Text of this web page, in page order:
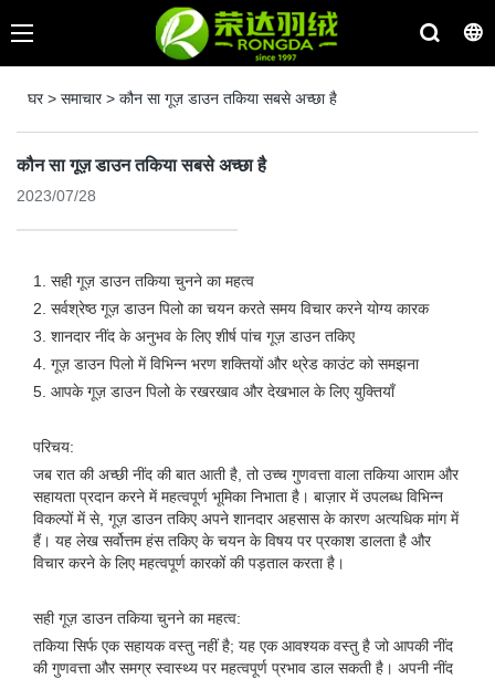
घर> समाचार> कौन सा गूज़ डाउन तकिया सबसे अच्छा है
कौन सा गूज़ डाउन तकिया सबसे अच्छा है
2023/07/28
1. सही गूज़ डाउन तकिया चुनने का महत्व
2. सर्वश्रेष्ठ गूज़ डाउन पिलो का चयन करते समय विचार करने योग्य कारक
3. शानदार नींद के अनुभव के लिए शीर्ष पांच गूज़ डाउन तकिए
4. गूज़ डाउन पिलो में विभिन्न भरण शक्तियों और थ्रेड काउंट को समझना
5. आपके गूज़ डाउन पिलो के रखरखाव और देखभाल के लिए युक्तियाँ
परिचय:
जब रात की अच्छी नींद की बात आती है, तो उच्च गुणवत्ता वाला तकिया आराम और
सहायता प्रदान करने में महत्वपूर्ण भूमिका निभाता है। बाज़ार में उपलब्ध विभिन्न
विकल्पों में से, गूज़ डाउन तकिए अपने शानदार अहसास के कारण अत्यधिक मांग में
हैं। यह लेख सर्वोत्तम हंस तकिए के चयन के विषय पर प्रकाश डालता है और
विचार करने के लिए महत्वपूर्ण कारकों की पड़ताल करता है।
सही गूज़ डाउन तकिया चुनने का महत्व:
तकिया सिर्फ एक सहायक वस्तु नहीं है; यह एक आवश्यक वस्तु है जो आपकी नींद
की गुणवत्ता और समग्र स्वास्थ्य पर महत्वपूर्ण प्रभाव डाल सकती है। अपनी नींद